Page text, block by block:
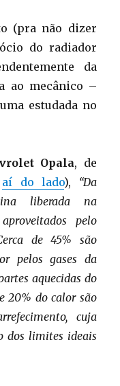
(pra não dizer
do radiador
da
ao mecânico –
estudada no
Opala, de
aí do lado), “Da
liberada na
pelo
de 45% são
pelos gases da
aquecidas do
20% do calor são
cuja
dos limites ideais